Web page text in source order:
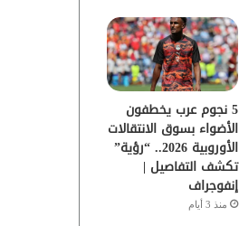
و
ب
ق
ر
ا
م
5 نجوم عرب يخطفون
الأضواء بسوق الانتقالات
الأوروبية 2026.. “رؤية”
تكشف التفاصيل |
إنفوجراف
منذ 3 أيام